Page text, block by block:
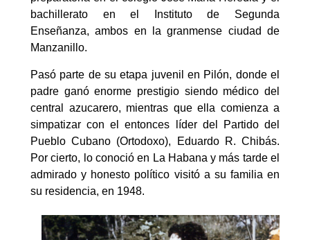
bachillerato en el Instituto de Segunda
Enseñanza, ambos en la granmense ciudad de
Manzanillo.
Pasó parte de su etapa juvenil en Pilón, donde el
padre ganó enorme prestigio siendo médico del
central azucarero, mientras que ella comienza a
simpatizar con el entonces líder del Partido del
Pueblo Cubano (Ortodoxo), Eduardo R. Chibás.
Por cierto, lo conoció en La Habana y más tarde el
admirado y honesto político visitó a su familia en
su residencia, en 1948.